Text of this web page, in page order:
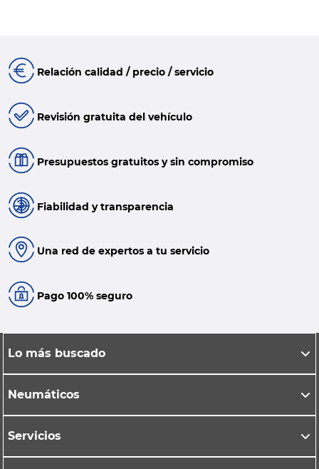
Relación calidad / precio / servicio
Revisión gratuita del vehículo
Presupuestos gratuitos y sin compromiso
Fiabilidad y transparencia
Una red de expertos a tu servicio
Pago 100% seguro
Lo más buscado
Neumáticos
Servicios